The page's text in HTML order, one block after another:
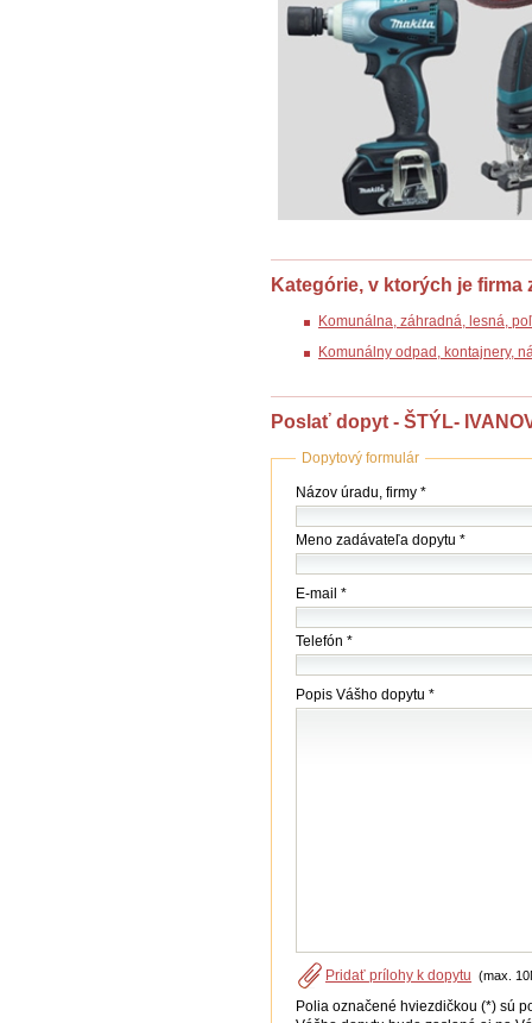
Kategórie, v ktorých je firma
Komunálna, záhradná, lesná,
Komunálny odpad, kontajnery,
Poslať dopyt - ŠTÝL-
Dopytový formulár
Názov
(firmy
/
úradu)
Názov úradu, firmy *
Meno zadávateľa dopytu *
E-mail *
Telefón *
Popis Vášho dopytu *
Pridať prílohy k dopytu (max.
Polia označené hviezdičkou (*) sú